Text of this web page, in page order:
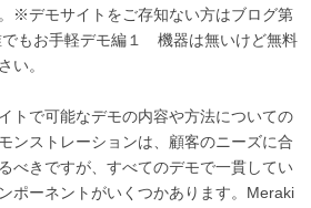
※デモサイトをご存知ない方はブログ第
もお手軽デモ編１ 機器は無いけど無料
い。
トで可能なデモの内容や方法についての
ンストレーションは、顧客のニーズに合
べきですが、すべてのデモで一貫してい
ポーネントがいくつかあります。Meraki